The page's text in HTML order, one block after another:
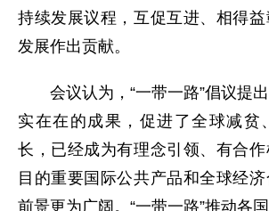
持续发展议程，互促互进、相得益
发展作出贡献。
会议认为，“一带一路”倡议提
实在在的成果，促进了全球减贫
长，已经成为有理念引领、有合
目的重要国际公共产品和全球经
前景更为广阔。“一带一路”推动各